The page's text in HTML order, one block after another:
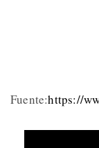
Fuente:https://